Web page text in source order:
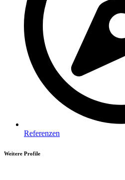
Referenzen
Weitere Profile